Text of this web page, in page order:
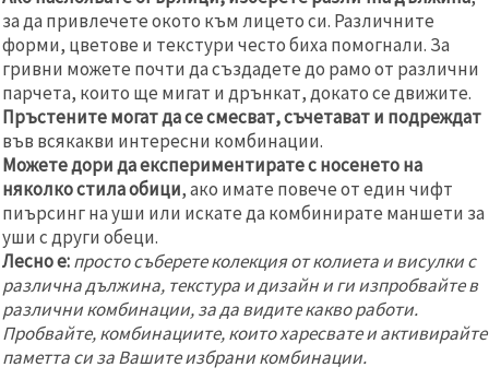
за да привлечете окото към лицето си. Различните
форми, цветове и текстури често биха помогнали. За
гривни можете почти да създадете до рамо от различни
парчета, които ще мигат и дрънкат, докато се движите.
Пръстените могат да се смесват, съчетават и подреждат
във всякакви интересни комбинации.
Можете дори да експериментирате с носенето на
няколко стила обици, ако имате повече от един чифт
пиърсинг на уши или искате да комбинирате маншети за
уши с други обеци.
Лесно е:просто съберете колекция от колиета и висулки с
различна дължина, текстура и дизайн и ги изпробвайте в
различни комбинации, за да видите какво работи.
Пробвайте, комбинациите, които харесвате и активирайте
паметта си за Вашите избрани комбинации.